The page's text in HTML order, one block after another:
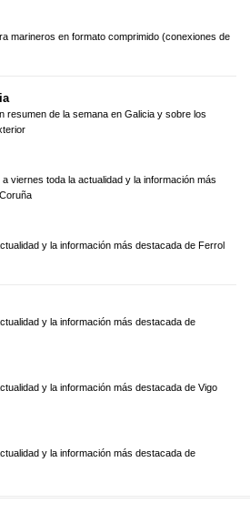
marineros en formato comprimido (conexiones de
resumen de la semana en Galicia y sobre los
viernes toda la actualidad y la información más
y la información más destacada de Ferrol
y la información más destacada de
y la información más destacada de Vigo
y la información más destacada de